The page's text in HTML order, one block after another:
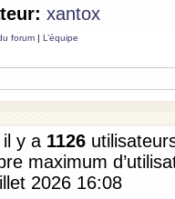
xantox
forum | L’équipe
y a 1126
maximum
2026 16:08